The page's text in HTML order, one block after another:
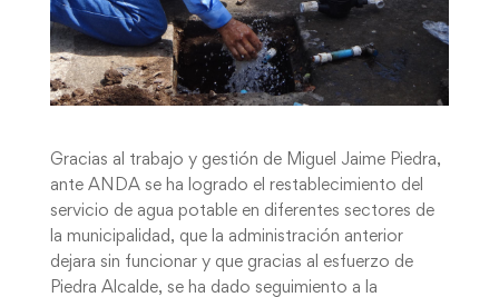
Gracias al trabajo y gestión de Miguel Jaime Piedra,
ante ANDA se ha logrado el restablecimiento del
servicio de agua potable en diferentes sectores de
la municipalidad, que la administración anterior
dejara sin funcionar y que gracias al esfuerzo de
Piedra Alcalde, se ha dado seguimiento a la